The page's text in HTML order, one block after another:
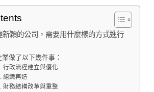
新穎的公司，需要用什麼樣的方式進行
做了以下幾件事：
行政流程建立與優化
組織再造
財務結構改革與重整